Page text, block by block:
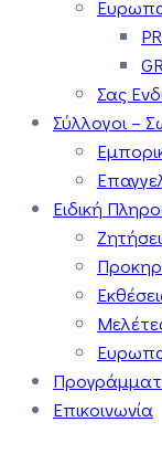
Σας
Σύλλογοι –
Ειδική
Επικοινωνία